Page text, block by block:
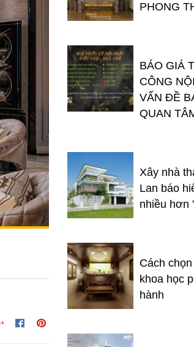
PHONG
BÁO GIÁ
CÔNG
VẤN ĐỀ
QUAN
Xây nhà
Lan báo
nhiều hơn
Cách
khoa học
hành